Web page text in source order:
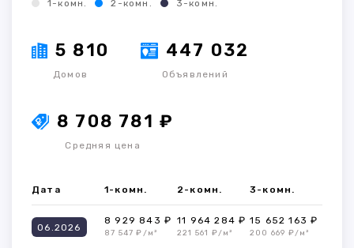
1-комн. 2-комн. 3-комн.
5 810
Домов
447 032
Объявлений
8 708 781 ₽
Средняя цена
Дата 1-комн. 2-комн. 3-комн.
06.2026
8 929 843 ₽
87 547 ₽/м²
11 964 284 ₽
221 561 ₽/м²
15 652 163 ₽
200 669 ₽/м²